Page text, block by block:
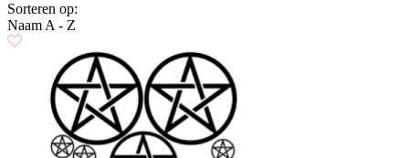
Sorteren op:
Naam A - Z